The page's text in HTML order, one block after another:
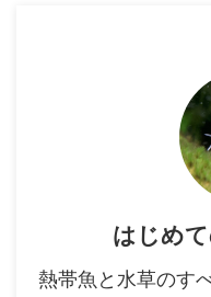
はじめ
熱帯魚と水草のす